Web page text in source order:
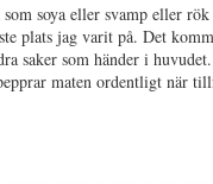
soya eller svamp eller
plats jag varit på. Det
saker som händer i
maten ordentligt när